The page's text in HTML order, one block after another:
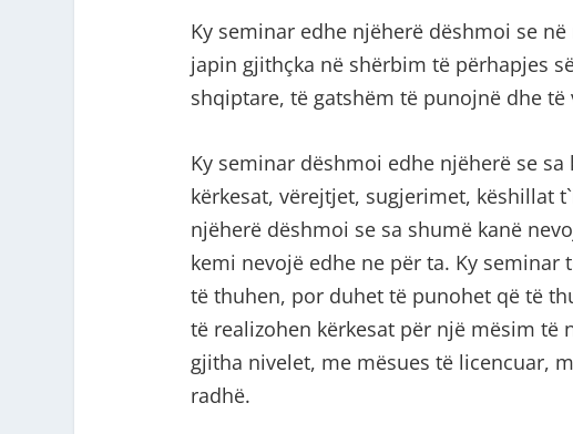
Ky seminar edhe njëherë dëshmoi se
japin gjithçka në shërbim të përhapjes
shqiptare, të gatshëm të punojnë dhe
Ky seminar dëshmoi edhe njëherë se
kërkesat, vërejtjet, sugjerimet, këshillat
njëherë dëshmoi se sa shumë kanë
kemi nevojë edhe ne për ta. Ky
të thuhen, por duhet të punohet që të
të realizohen kërkesat për një mësim
gjitha nivelet, me mësues të licencuar,
radhë.